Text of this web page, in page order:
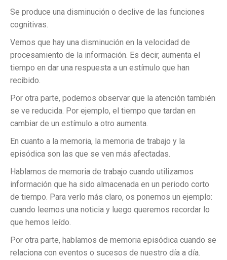
Se produce una disminución o declive de las funciones
cognitivas.
Vemos que hay una disminución en la velocidad de
procesamiento de la información. Es decir, aumenta el
tiempo en dar una respuesta a un estímulo que han
recibido.
Por otra parte, podemos observar que la atención también
se ve reducida. Por ejemplo, el tiempo que tardan en
cambiar de un estímulo a otro aumenta.
En cuanto a la memoria, la memoria de trabajo y la
episódica son las que se ven más afectadas.
Hablamos de memoria de trabajo cuando utilizamos
información que ha sido almacenada en un periodo corto
de tiempo. Para verlo más claro, os ponemos un ejemplo:
cuando leemos una noticia y luego queremos recordar lo
que hemos leído.
Por otra parte, hablamos de memoria episódica cuando se
relaciona con eventos o sucesos de nuestro día a día.